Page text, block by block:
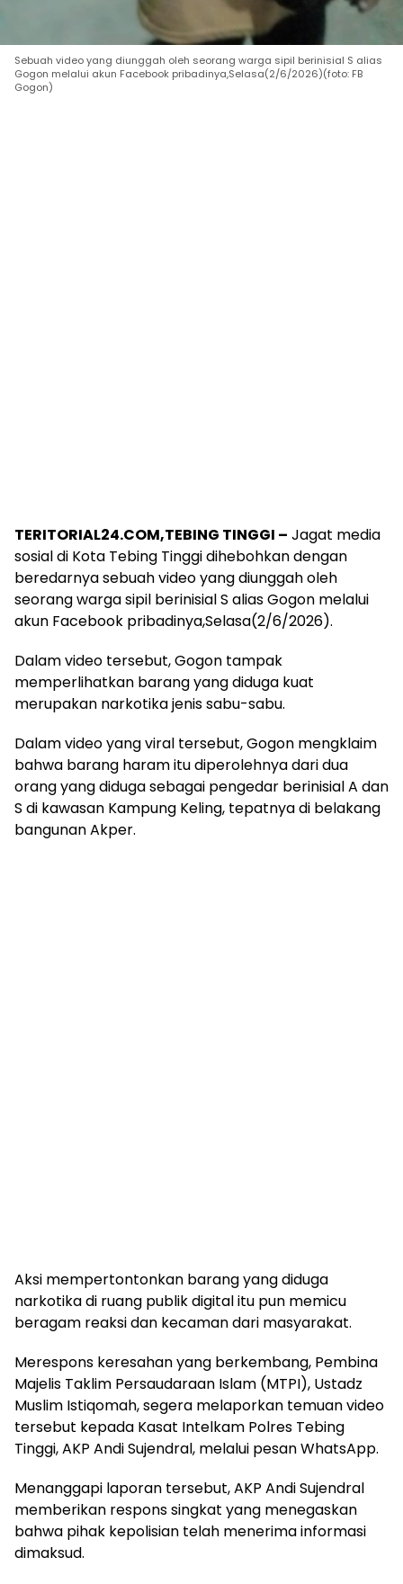
Sebuah video yang diunggah oleh seorang warga sipil berinisial S alias
Gogon melalui akun Facebook pribadinya,Selasa(2/6/2026)(foto: FB
Gogon)
TERITORIAL24.COM,TEBING TINGGI – Jagat media
sosial di Kota Tebing Tinggi dihebohkan dengan
beredarnya sebuah video yang diunggah oleh
seorang warga sipil berinisial S alias Gogon melalui
akun Facebook pribadinya,Selasa(2/6/2026).
Dalam video tersebut, Gogon tampak
memperlihatkan barang yang diduga kuat
merupakan narkotika jenis sabu-sabu.
Dalam video yang viral tersebut, Gogon mengklaim
bahwa barang haram itu diperolehnya dari dua
orang yang diduga sebagai pengedar berinisial A dan
S di kawasan Kampung Keling, tepatnya di belakang
bangunan Akper.
Aksi mempertontonkan barang yang diduga
narkotika di ruang publik digital itu pun memicu
beragam reaksi dan kecaman dari masyarakat.
Merespons keresahan yang berkembang, Pembina
Majelis Taklim Persaudaraan Islam (MTPI), Ustadz
Muslim Istiqomah, segera melaporkan temuan video
tersebut kepada Kasat Intelkam Polres Tebing
Tinggi, AKP Andi Sujendral, melalui pesan WhatsApp.
Menanggapi laporan tersebut, AKP Andi Sujendral
memberikan respons singkat yang menegaskan
bahwa pihak kepolisian telah menerima informasi
dimaksud.